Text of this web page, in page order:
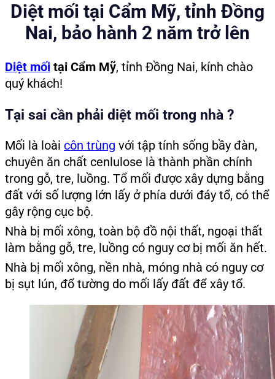
Diệt mối tại Cẩm Mỹ, tỉnh Đồng
Nai, bảo hành 2 năm trở lên
Diệt mối tại Cẩm Mỹ, tỉnh Đồng Nai, kính chào
quý khách!
Tại sai cần phải diệt mối trong nhà ?
Mối là loài côn trùng với tập tính sống bầy đàn,
chuyên ăn chất cenlulose là thành phần chính
trong gỗ, tre, luồng. Tổ mối được xây dựng bằng
đất với số lượng lớn lấy ở phía dưới đáy tổ, có thể
gây rộng cục bộ.
Nhà bị mối xông, toàn bộ đồ nội thất, ngoại thất
làm bằng gỗ, tre, luồng có nguy cơ bị mối ăn hết.
Nhà bị mối xông, nền nhà, móng nhà có nguy cơ
bị sụt lún, đổ tường do mối lấy đất để xây tổ.